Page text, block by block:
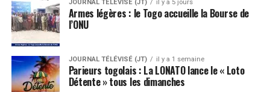
JOURNAL TÉLÉVISÉ (JT) il y a 5 jours
Armes légères : le Togo accueille la Bourse de
l’ONU
JOURNAL TÉLÉVISÉ (JT) il y a 1 semaine
Parieurs togolais : La LONATO lance le « Loto
Détente » tous les dimanches